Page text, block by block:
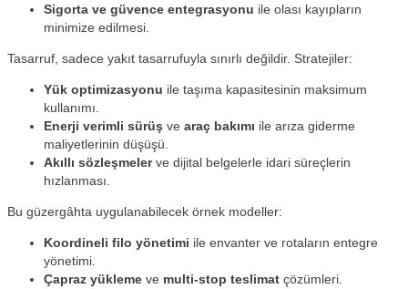
Sigorta ve güvence entegrasyonu ile olası kayıpların
minimize edilmesi.
Tasarruf, sadece yakıt tasarrufuyla sınırlı değildir. Stratejiler:
Yük optimizasyonu ile taşıma kapasitesinin maksimum
kullanımı.
Enerji verimli sürüş ve araç bakımı ile arıza giderme
maliyetlerinin düşüşü.
Akıllı sözleşmelerve dijital belgelerle idari süreçlerin
hızlanması.
Bu güzergâhta uygulanabilecek örnek modeller:
Koordineli filo yönetimi ile envanter ve rotaların entegre
yönetimi.
Çapraz yükleme ve multi-stop teslimat çözümleri.